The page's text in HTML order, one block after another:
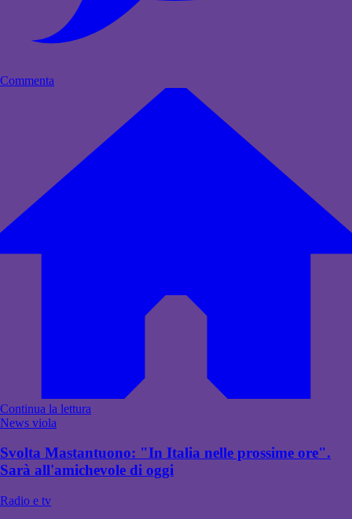
Commenta
Continua la lettura
News viola
Svolta Mastantuono: "In Italia nelle prossime ore".
Sarà all'amichevole di oggi
Radio e tv